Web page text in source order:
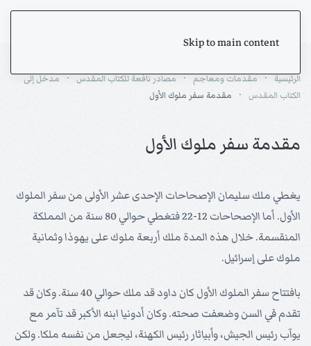
Skip to main content
الرئيسية مقدمات ومعاجم مصادر نافعة للكتاب المقدس
مدخل إلى
الكتاب المقدس
مقدمة سفر ملوك الأول
مقدمة سفر ملوك الأول
يغطي ملك سليمان الإصحاحات الإحدى عشر الأولى من سفر الملوك
الأول. أما الإصحاحات 12-22 فتغطي حوالي 80 سنة من المملكة
المنقسمة. خلال هذه المدة ملك أربعة ملوك على يهوذا وثمانية
ملوك على إسرائيل.
بافتتاح سفر الملوك الأول كان داود قد ملك حوالي 40 سنة. وكان قد
تقدم في السن وضعفت صحته. وكان أدونيا ابنه الأكبر قد تآمر مع
يوآب رئيس الجيش، وأبياثار رئيس الكهنة، ليجعل من نفسه ملكا. ولكن